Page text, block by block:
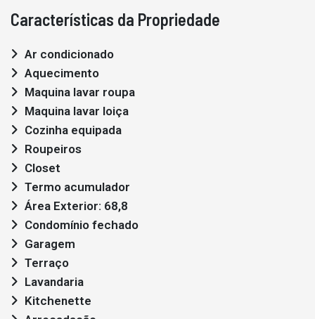
Características da Propriedade
Ar condicionado
Aquecimento
Maquina lavar roupa
Maquina lavar loiça
Cozinha equipada
Roupeiros
Closet
Termo acumulador
Área Exterior: 68,8
Condomínio fechado
Garagem
Terraço
Lavandaria
Kitchenette